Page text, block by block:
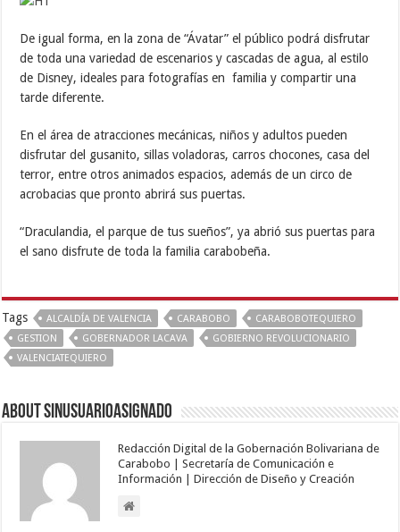
De igual forma, en la zona de “Ávatar” el público podrá disfrutar
de toda una variedad de escenarios y cascadas de agua, al estilo
de Disney, ideales para fotografías en familia y compartir una
tarde diferente.
En el área de atracciones mecánicas, niños y adultos pueden
disfrutar del gusanito, sillas voladoras, carros chocones, casa del
terror, entre otros animados espacios, además de un circo de
acrobacias que pronto abrirá sus puertas.
“Draculandia, el parque de tus sueños”, ya abrió sus puertas para
el sano disfrute de toda la familia carabobeña.
Tags ALCALDÍA DE VALENCIA CARABOBO
CARABOBOTEQUIERO
GESTION
GOBERNADOR LACAVA
GOBIERNO REVOLUCIONARIO
VALENCIATEQUIERO
About sinusuarioasignado
Redacción Digital de la Gobernación Bolivariana de
Carabobo | Secretaría de Comunicación e
Información | Dirección de Diseño y Creación